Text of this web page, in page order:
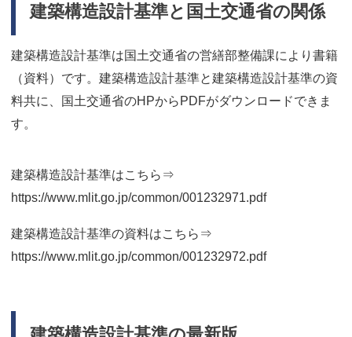
建築構造設計基準と国土交通省の関係
建築構造設計基準は国土交通省の営繕部整備課により書籍
（資料）です。建築構造設計基準と建築構造設計基準の資
料共に、国土交通省のHPからPDFがダウンロードできま
す。
建築構造設計基準はこちら⇒
https://www.mlit.go.jp/common/001232971.pdf
建築構造設計基準の資料はこちら⇒
https://www.mlit.go.jp/common/001232972.pdf